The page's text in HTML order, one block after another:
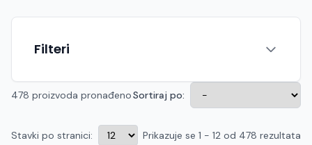
Filteri
478 proizvoda pronađenoSortiraj po:
Stavki po stranici: Prikazuje se 1 - 12 od 478 rezultata